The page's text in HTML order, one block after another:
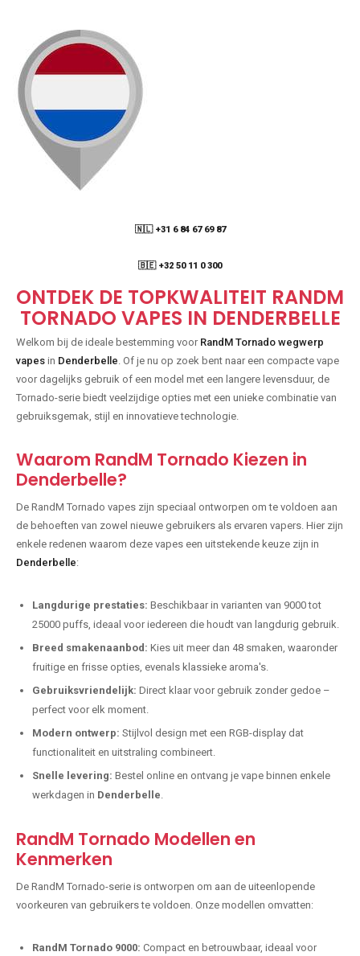
🇳🇱 +31 6 84 67 69 87
🇧🇪 +32 50 11 0 300
ONTDEK DE TOPKWALITEIT RANDM
TORNADO VAPES IN DENDERBELLE
Welkom bij de ideale bestemming voor RandM Tornado wegwerp
vapes in Denderbelle . Of je nu op zoek bent naar een compacte vape
voor dagelijks gebruik of een model met een langere levensduur, de
Tornado-serie biedt veelzijdige opties met een unieke combinatie van
gebruiksgemak, stijl en innovatieve technologie.
Waarom RandM Tornado Kiezen in
Denderbelle?
De RandM Tornado vapes zijn speciaal ontworpen om te voldoen aan
de behoeften van zowel nieuwe gebruikers als ervaren vapers. Hier zijn
enkele redenen waarom deze vapes een uitstekende keuze zijn in
Denderbelle:
Langdurige prestaties: Beschikbaar in varianten van 9000 tot
25000 puffs, ideaal voor iedereen die houdt van langdurig gebruik.
Breed smakenaanbod: Kies uit meer dan 48 smaken, waaronder
fruitige en frisse opties, evenals klassieke aroma's.
Gebruiksvriendelijk: Direct klaar voor gebruik zonder gedoe –
perfect voor elk moment.
Modern ontwerp: Stijlvol design met een RGB-display dat
functionaliteit en uitstraling combineert.
Snelle levering: Bestel online en ontvang je vape binnen enkele
werkdagen in Denderbelle
RandM Tornado Modellen en
Kenmerken
De RandM Tornado-serie is ontworpen om aan de uiteenlopende
voorkeuren van gebruikers te voldoen. Onze modellen omvatten:
RandM Tornado 9000: Compact en betrouwbaar, ideaal voor